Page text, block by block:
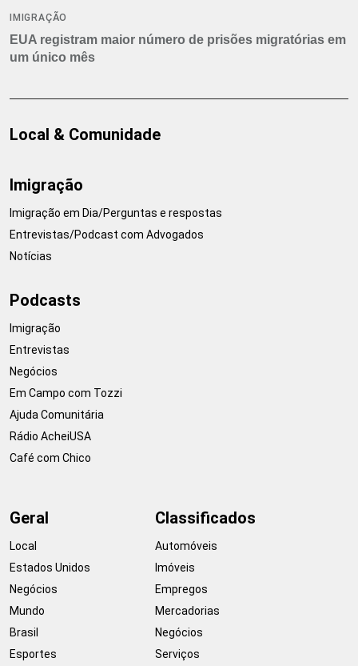
IMIGRAÇÃO
EUA registram maior número de prisões migratórias em
um único mês
Local & Comunidade
Imigração
Imigração em Dia/Perguntas e respostas
Entrevistas/Podcast com Advogados
Notícias
Podcasts
Imigração
Entrevistas
Negócios
Em Campo com Tozzi
Ajuda Comunitária
Rádio AcheiUSA
Café com Chico
Geral
Local
Estados Unidos
Negócios
Mundo
Brasil
Esportes
Classificados
Automóveis
Imóveis
Empregos
Mercadorias
Negócios
Serviços